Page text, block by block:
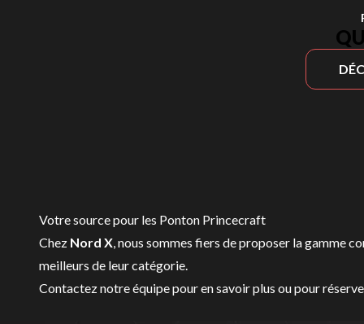
Votre source pour les Ponton Princecraft
Chez Nord X, nous sommes fiers de proposer la gamme
meilleurs de leur catégorie.
Contactez notre équipepour en savoir plus ou pour